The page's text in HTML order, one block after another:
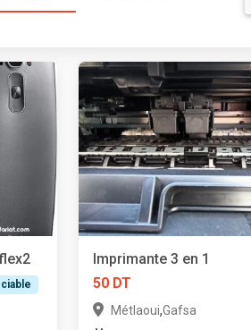
Imprimante 3 en 1
50 DT
Métlaoui,Gafsa